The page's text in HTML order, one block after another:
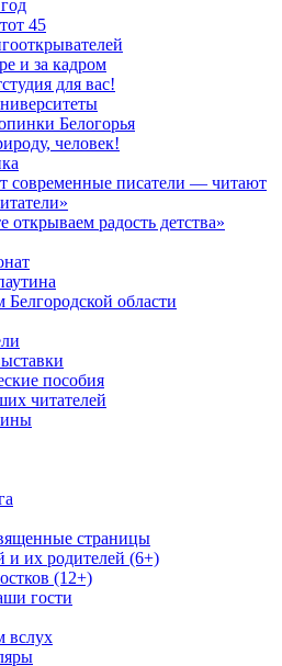
45
и за кадром
для вас!
Белогорья
человек!
современные писатели — читают
открываем радость детства»
Белгородской области
пособия
читателей
страницы
и их родителей (6+)
(12+)
гости
вслух